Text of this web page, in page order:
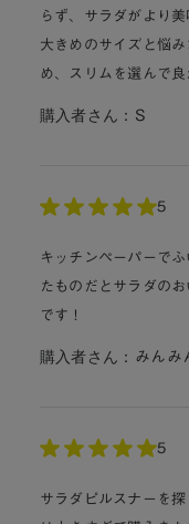
らず、サラダがより
大きめのサイズと悩
め、スリムを選んで良
購入者さん： S
5
キッチンペーパーで
たものだとサラダの
です！
購入者さん： みんみ
5
サラダピルスナーを